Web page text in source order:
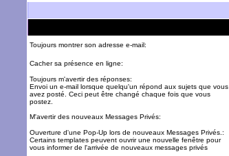
Toujours montrer son adresse e-mail:
Cacher sa présence en ligne:
Toujours m'avertir des réponses:
Envoi un e-mail lorsque quelqu'un répond aux sujets que vous
avez posté. Ceci peut être changé chaque fois que vous
postez.
M'avertir des nouveaux Messages Privés:
Ouverture d'une Pop-Up lors de nouveaux Messages Privés.:
Certains templates peuvent ouvrir une nouvelle fenêtre pour
vous informer de l'arrivée de nouveaux messages privés